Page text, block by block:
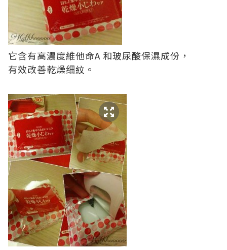
它含有高濃度維他命A 和玻尿酸保濕成份，
有效改善乾燥细紋。